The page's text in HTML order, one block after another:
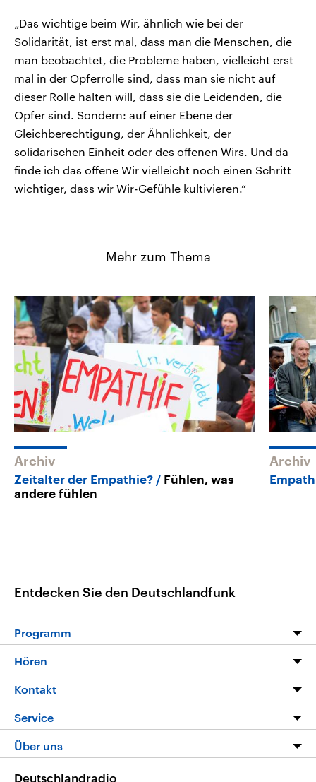
„Das wichtige beim Wir, ähnlich wie bei der
Solidarität, ist erst mal, dass man die Menschen, die
man beobachtet, die Probleme haben, vielleicht erst
mal in der Opferrolle sind, dass man sie nicht auf
dieser Rolle halten will, dass sie die Leidenden, die
Opfer sind. Sondern: auf einer Ebene der
Gleichberechtigung, der Ähnlichkeit, der
solidarischen Einheit oder des offenen Wirs. Und da
finde ich das offene Wir vielleicht noch einen Schritt
wichtiger, dass wir Wir-Gefühle kultivieren.“
Mehr zum Thema
Archiv
Zeitalter der Empathie?
Fühlen, was
andere fühlen
Archiv
Entdecken Sie den Deutschlandfunk
Programm
Programm
Die Nachrichten
Nachrichtenleicht
Neue Beiträge auf dlf.de
Hören
Livestream
Podcasts
Deutschlandfunk App
Nachrichten App
Kontakt
Hörerservice
Service
FAQ
Über uns
Deutschlandradio